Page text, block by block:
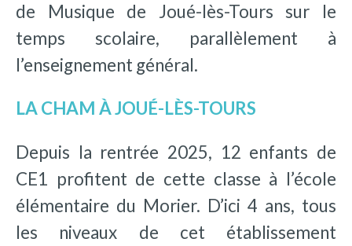
de Musique de Joué-lès-Tours sur le
temps scolaire, parallèlement à
l’enseignement général.
LA CHAM À JOUÉ-LÈS-TOURS
Depuis la rentrée 2025, 12 enfants de
CE1 profitent de cette classe à l’école
élémentaire du Morier. D’ici 4 ans, tous
les niveaux de cet établissement